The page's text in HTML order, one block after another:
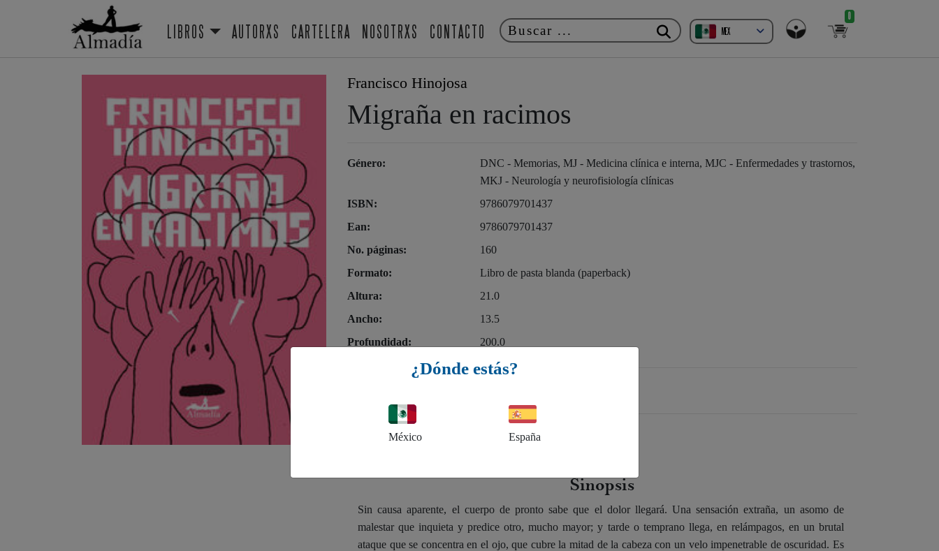
LIBROS AUTORXS CARTELERA NOSOTRXS CONTACTO MEX
0
Francisco Hinojosa
Migraña en racimos
Género:
DNC - Memorias, MJ - Medicina clínica e interna, MJC - Enfermedades y trastornos,
MKJ - Neurología y neurofisiología clínicas
ISBN:
9786079701437
Ean:
9786079701437
No. páginas:
160
Formato:
Libro de pasta blanda (paperback)
Altura:
21.0
Ancho:
13.5
Profundidad:
200.0
Sinopsis
Sin causa aparente, el cuerpo de pronto sabe que el dolor llegará. Una sensación extraña, un asomo de
malestar que inquieta y predice otro, mucho mayor; y tarde o temprano llega, en relámpagos, en un brutal
ataque que se concentra en el ojo, que cubre la mitad de la cabeza con un velo impenetrable de oscuridad. Es
¿Dónde estás?
México España